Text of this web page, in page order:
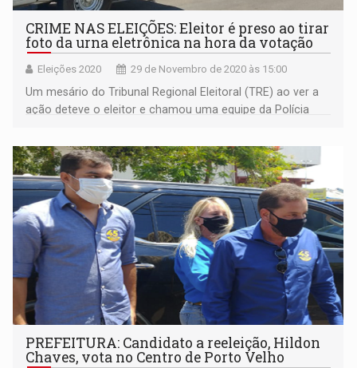
CRIME NAS ELEIÇÕES: Eleitor é preso ao tirar
foto da urna eletrônica na hora da votação
Eleições 2020 29 de Novembro de 2020 às 15:00
Um mesário do Tribunal Regional Eleitoral (TRE) ao ver a
ação deteve o eleitor e chamou uma equipe da Polícia
PREFEITURA: Candidato a reeleição, Hildon
Chaves, vota no Centro de Porto Velho